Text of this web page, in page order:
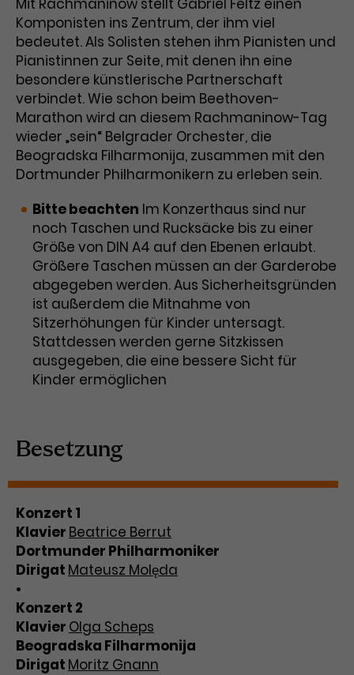
verschiedene Websites hinweg.
Mit Rachmaninow stellt Gabriel Feltz einen
Komponisten ins Zentrum, der ihm viel
bedeutet. Als Solisten stehen ihm Pianisten und
Pianistinnen zur Seite, mit denen ihn eine
besondere künstlerische Partnerschaft
verbindet. Wie schon beim Beethoven-
Marathon wird an diesem Rachmaninow-Tag
wieder „sein“ Belgrader Orchester, die
Beogradska Filharmonija, zusammen mit den
Dortmunder Philharmonikern zu erleben sein.
Bitte beachten Im Konzerthaus sind nur
noch Taschen und Rucksäcke bis zu einer
Größe von DIN A4 auf den Ebenen erlaubt.
Größere Taschen müssen an der Garderobe
abgegeben werden. Aus Sicherheitsgründen
ist außerdem die Mitnahme von
Sitzerhöhungen für Kinder untersagt.
Stattdessen werden gerne Sitzkissen
ausgegeben, die eine bessere Sicht für
Kinder ermöglichen
Besetzung
Konzert 1
Klavier Beatrice Berrut
Dortmunder Philharmoniker
Dirigat Mateusz Molęda
•
Konzert 2
Klavier Olga Scheps
Beogradska Filharmonija
Dirigat Moritz Gnann